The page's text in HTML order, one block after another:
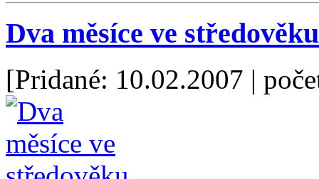
Dva měsíce ve středověku
[Pridané: 10.02.2007 |